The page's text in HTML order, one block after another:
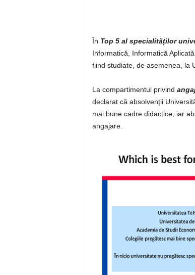
În Top 5 al specialităților
Informatică, Informatică
fiind studiate, de asemenea, la
La compartimentul privind
declarat că absolvenții
mai bune cadre didactice, iar
angajare.